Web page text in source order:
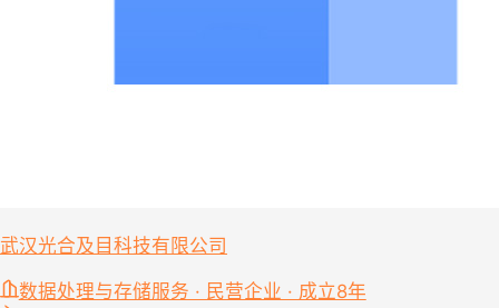
武汉光合及目科技有限公司
数据处理与存储服务 · 民营企业 · 成立8年